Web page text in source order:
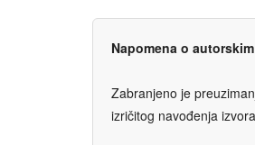
Napomena o
Zabranjeno je
izričitog navođenja